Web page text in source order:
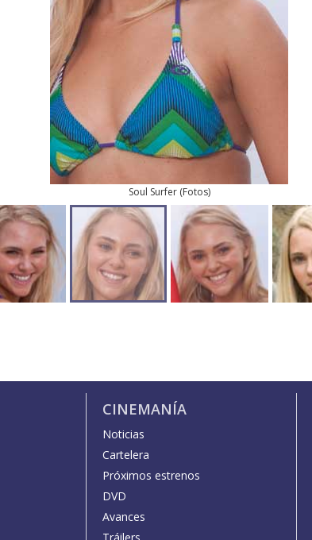
Soul Surfer(Fotos)
CINEMANÍA
Noticias
Cartelera
Próximos estrenos
DVD
Avances